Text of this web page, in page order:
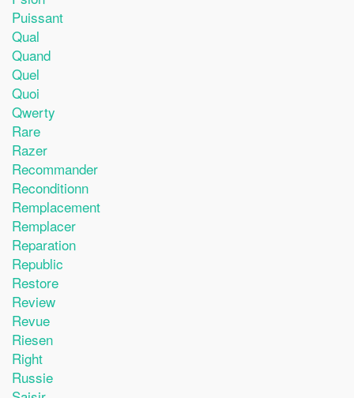
Puissant
Qual
Quand
Quel
Quoi
Qwerty
Rare
Razer
Recommander
Reconditionn
Remplacement
Remplacer
Reparation
Republic
Restore
Review
Revue
Riesen
Right
Russie